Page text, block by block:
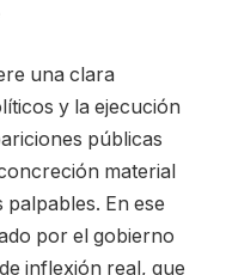
una clara
y la ejecución
públicas
material
En ese
por el gobierno
inflexión real, que